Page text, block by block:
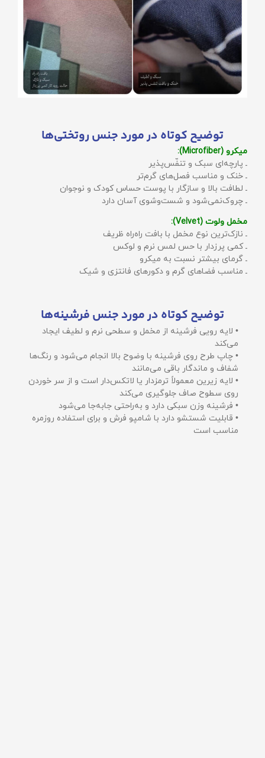
توضیح کوتاه در مورد جنس روتختی‌ها
میکرو (Microfiber):
ـ پارچه‌ای سبک و تنفّس‌پذیر
ـ خنک و مناسب فصل‌های گرم‌تر
ـ لطافت بالا و سازگار با پوست حساس کودک و نوجوان
ـ چروک‌نمی‌شود و شست‌وشوی آسان دارد
مخمل ولوت (Velvet):
ـ نازک‌ترین نوع مخمل با بافت راه‌راه ظریف
ـ کمی پرزدار با حس لمس نرم و لوکس
ـ گرمای بیشتر نسبت به میکرو
ـ مناسب فضاهای گرم و دکورهای فانتزی و شیک
توضیح کوتاه در مورد جنس فرشینه‌ها
• لایه رویی فرشینه از مخمل و سطحی نرم و لطیف ایجاد
می‌کند
• چاپ طرح روی فرشینه با وضوح بالا انجام می‌شود و رنگ‌ها
شفاف و ماندگار باقی می‌مانند
• لایه زیرین معمولاً ترمزدار یا لاتکس‌دار است و از سر خوردن
روی سطوح صاف جلوگیری می‌کند
• فرشینه وزن سبکی دارد و به‌راحتی جابه‌جا می‌شود
• قابلیت شستشو دارد با شامپو فرش و برای استفاده روزمره
مناسب است